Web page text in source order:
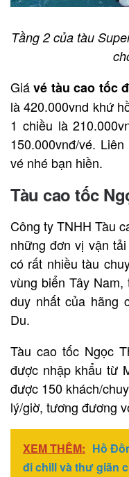
Tầng 2 của tàu
Giávé tàu cao tốc
là 420.000vnd khứ
1 chiều là
150.000vnđ/vé.
vé nhé bạn hiền.
Tàu cao tốc
Công ty TNHH Tàu
những đơn vị vận
có rất nhiều tàu
vùng biển Tây
duy nhất của hãng
Du.
Tàu cao tốc Ngọc
được nhập khẩu từ
được 150 khách/
lý/giờ, tương đương
XEM THÊM: Hồ
đi chill và thư giãn